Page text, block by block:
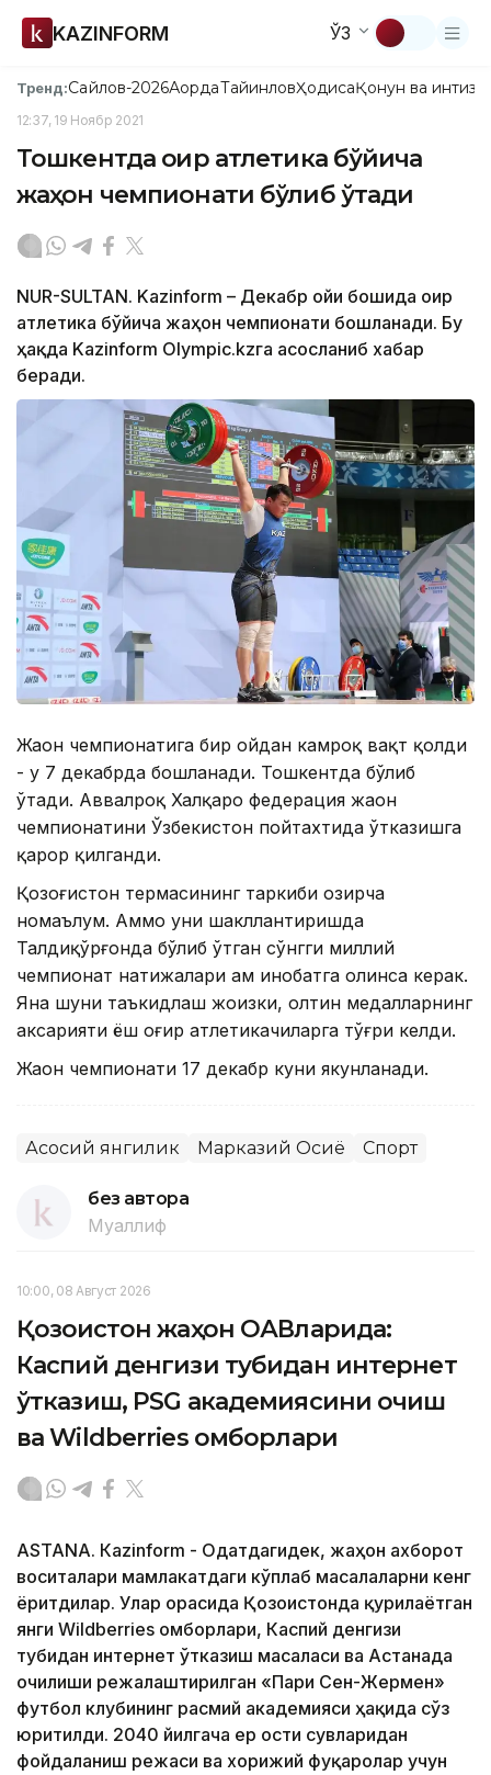
KAZINFORM ЎЗ
Тренд:Сайлов-2026АқордаТайинловҲодисаҚонун ва
12:37, 19 Ноябр 2021
Тошкентда оғир атлетика бўйича
жаҳон чемпионати бўлиб ўтади
NUR-SULTAN. Kazinform – Декабр ойи бошида оғир
атлетика бўйича жаҳон чемпионати бошланади. Бу
ҳақда Kazinform Olympic.kzга асосланиб хабар
беради.
Жаҳон чемпионатига бир ойдан камроқ вақт қолди
- у 7 декабрда бошланади. Тошкентда бўлиб
ўтади. Аввалроқ Халқаро федерация жаҳон
чемпионатини Ўзбекистон пойтахтида ўтказишга
қарор қилганди.
Қозоғистон термасининг таркиби ҳозирча
номаълум. Аммо уни шакллантиришда
Талдиқўрғонда бўлиб ўтган сўнгги миллий
чемпионат натижалари ҳам инобатга олинса керак.
Яна шуни таъкидлаш жоизки, олтин медалларнинг
аксарияти ёш оғир атлетикачиларга тўғри келди.
Жаҳон чемпионати 17 декабр куни якунланади.
Асосий янгилик Марказий Осиё Спорт
без автора
Муаллиф
10:00, 08 Август 2026
Қозоғистон жаҳон ОАВларида:
Каспий денгизи тубидан интернет
ўтказиш, PSG академиясини очиш
ва Wildberries омборлари
ASTANА. Кazinform - Одатдагидек, жаҳон ахборот
воситалари мамлакатдаги кўплаб масалаларни кенг
ёритдилар. Улар орасида Қозоғистонда қурилаётган
янги Wildberries омборлари, Каспий денгизи
тубидан интернет ўтказиш масаласи ва Астанада
очилиши режалаштирилган «Пари Сен-Жермен»
футбол клубининг расмий академияси ҳақида сўз
юритилди. 2040 йилгача ер ости сувларидан
фойдаланиш режаси ва хорижий фуқаролар учун